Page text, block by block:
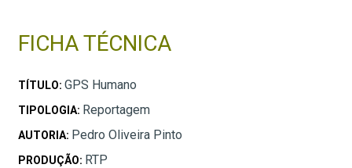
FICHA TÉCNICA
TÍTULO: GPS Humano
TIPOLOGIA: Reportagem
AUTORIA: Pedro Oliveira Pinto
PRODUÇÃO: RTP